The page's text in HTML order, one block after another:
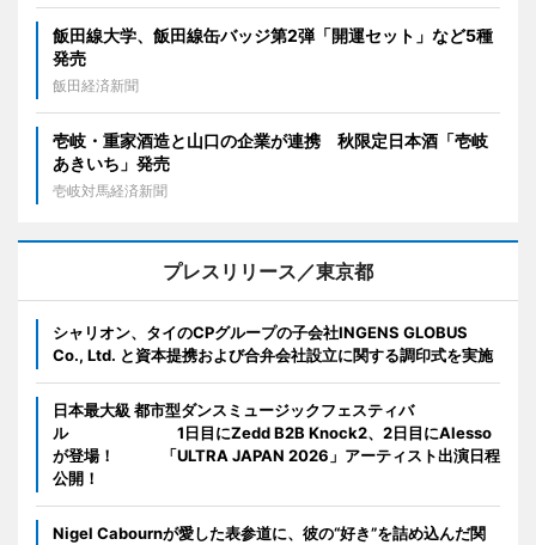
飯田線大学、飯田線缶バッジ第2弾「開運セット」など5種
発売
飯田経済新聞
壱岐・重家酒造と山口の企業が連携 秋限定日本酒「壱岐
あきいち」発売
壱岐対馬経済新聞
プレスリリース／東京都
シャリオン、タイのCPグループの子会社INGENS GLOBUS
Co., Ltd. と資本提携および合弁会社設立に関する調印式を実施
日本最大級 都市型ダンスミュージックフェスティバ
ル 1日目にZedd B2B Knock2、2日目にAlesso
が登場！ 「ULTRA JAPAN 2026」アーティスト出演日程
公開！
Nigel Cabournが愛した表参道に、彼の“好き”を詰め込んだ関